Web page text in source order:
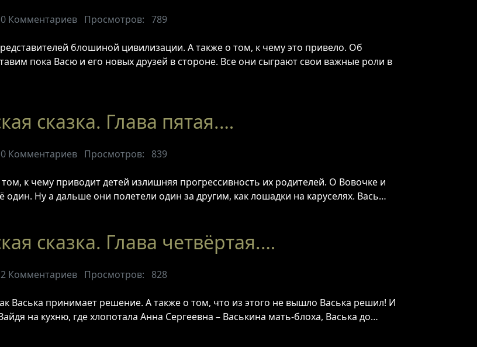
0 Комментариев Просмотров: 789
блошиной цивилизации. А также о том, к чему это привело. Об
пока Васю и его новых друзей в стороне. Все они сыграют свои важные роли в
сказка. Глава пятая.…
0 Комментариев Просмотров: 839
к чему приводит детей излишняя прогрессивность их родителей. О Вовочке и
Ну а дальше они полетели один за другим, как лошадки на каруселях. Вась…
сказка. Глава четвёртая.…
2 Комментариев Просмотров: 828
Васька принимает решение. А также о том, что из этого не вышло Васька решил! И
на кухню, где хлопотала Анна Сергеевна – Васькина мать-блоха, Васька до…